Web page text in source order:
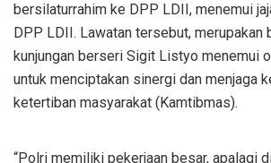
bersilaturrahim ke DPP LDII, menemui
DPP LDII. Lawatan tersebut, merupakan
kunjungan berseri Sigit Listyo menemui
untuk menciptakan sinergi dan menjaga
ketertiban masyarakat (Kamtibmas).
“Polri memiliki pekerjaan besar, apalagi